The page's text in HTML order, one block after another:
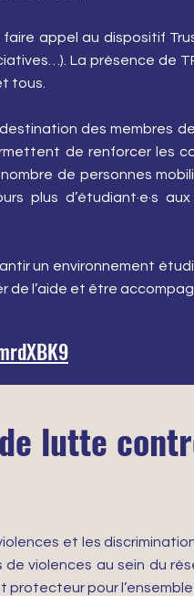
appel au dispositif
La présence de
tous.
des membres
de renforcer les
de personnes
plus d’étudiant·e·s
un environnement
de l’aide et être
lutte
et les
violences au sein du
pour l’ensemble